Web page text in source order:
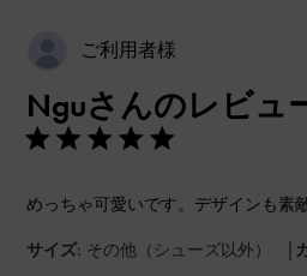
ご利用者様
Nguさんのレビュ
めっちゃ可愛いです。デザインも素
サイズ: その他（シューズ以外） |